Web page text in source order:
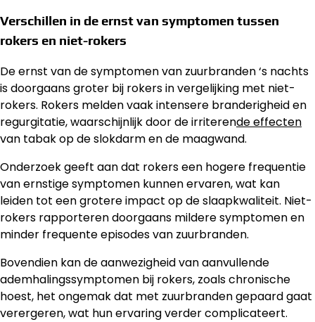
Verschillen in de ernst van symptomen tussen
rokers en niet-rokers
De ernst van de symptomen van zuurbranden ‘s nachts
is doorgaans groter bij rokers in vergelijking met niet-
rokers. Rokers melden vaak intensere branderigheid en
regurgitatie, waarschijnlijk door de irriterende effecten
van tabak op de slokdarm en de maagwand.
Onderzoek geeft aan dat rokers een hogere frequentie
van ernstige symptomen kunnen ervaren, wat kan
leiden tot een grotere impact op de slaapkwaliteit. Niet-
rokers rapporteren doorgaans mildere symptomen en
minder frequente episodes van zuurbranden.
Bovendien kan de aanwezigheid van aanvullende
ademhalingssymptomen bij rokers, zoals chronische
hoest, het ongemak dat met zuurbranden gepaard gaat
verergeren, wat hun ervaring verder complicateert.